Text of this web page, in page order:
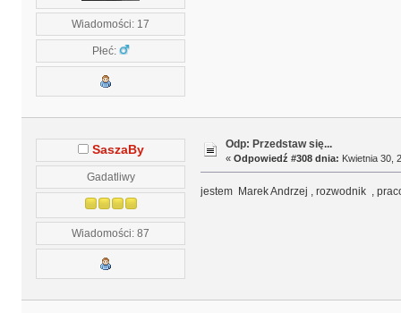
Wiadomości: 17
Płeć:
SaszaBy
Gadatliwy
Wiadomości: 87
Odp: Przedstaw się...
« Odpowiedź #308 dnia: Kwietnia 30,
jestem Marek Andrzej , rozwodnik ,